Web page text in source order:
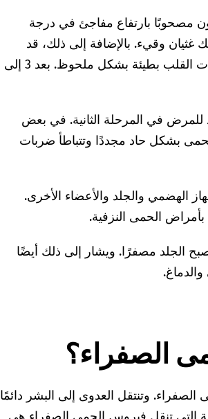
مصحوبًا بارتفاع مفاجئ في درجة
وقيء. بالإضافة إلى ذلك، قد
يظهر كذلك نزيف في الأنف ويمكن أن تكون نبضات القلب بطيئة بشكل ملحوظ. بعد 3 إلى
من تطور حاد للمرض في المرحلة الثانية. في بعض
بشكل حاد مجددًا وتتباطأ ضربات
الهضمي والجلد والأعضاء الأخرى.
الحمى النزفية.
الجلد مصفرًا. ويشار إلى ذلك أيضًا
الصفراء؟
وتنتقل العدوى إلى البشر دائمًا